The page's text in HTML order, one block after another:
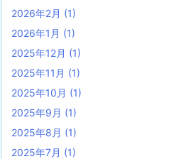
2026年2月 (1)
2026年1月 (1)
2025年12月 (1)
2025年11月 (1)
2025年10月 (1)
2025年9月 (1)
2025年8月 (1)
2025年7月 (1)